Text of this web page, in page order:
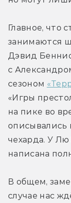
Главное, что
занимаются
Дэвид
с
сезоном
«Игры
на пике во
описывались
чехарда. У
написана
В общем,
случае нас